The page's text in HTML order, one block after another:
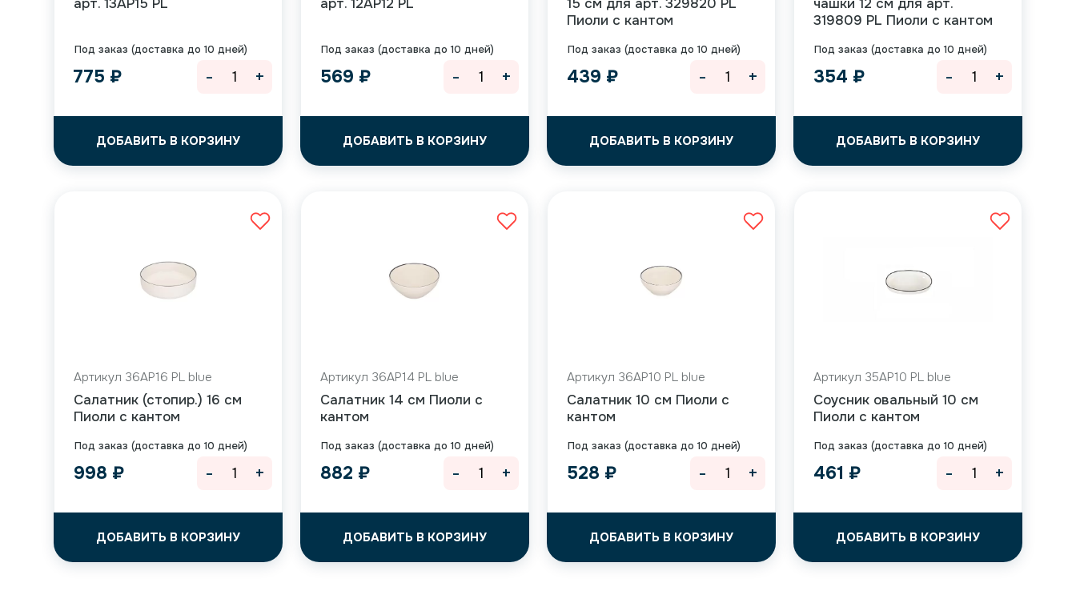
Под заказ (доставка до 10 дней)
арт. 13AP15 PL
775 ₽
ДОБАВИТЬ В КОРЗИНУ
- +
Под заказ (доставка до 10 дней)
арт. 12AP12 PL
569 ₽
ДОБАВИТЬ В КОРЗИНУ
- +
Под заказ (доставка до 10 дней)
15 см для арт. 329820 PL
Пиоли с кантом
439 ₽
ДОБАВИТЬ В КОРЗИНУ
- +
Под заказ (доставка до 10 дней)
чашки 12 см для арт.
319809 PL Пиоли с кантом
354 ₽
ДОБАВИТЬ В КОРЗИНУ
- +
Под заказ (доставка до 10 дней)
Артикул 36AP16 PL blue
Салатник (стопир.) 16 см
Пиоли с кантом
998 ₽
ДОБАВИТЬ В КОРЗИНУ
- +
Под заказ (доставка до 10 дней)
Артикул 36AP14 PL blue
Салатник 14 см Пиоли с
кантом
882 ₽
ДОБАВИТЬ В КОРЗИНУ
- +
Под заказ (доставка до 10 дней)
Артикул 36AP10 PL blue
Салатник 10 см Пиоли с
кантом
528 ₽
ДОБАВИТЬ В КОРЗИНУ
- +
Под заказ (доставка до 10 дней)
Артикул 35AP10 PL blue
Соусник овальный 10 см
Пиоли с кантом
461 ₽
ДОБАВИТЬ В КОРЗИНУ
- +